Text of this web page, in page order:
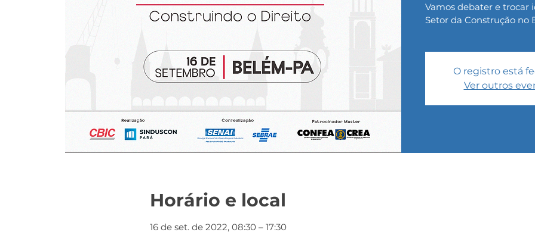
Vamos debater e trocar
Setor da Construção no
O registro está
Ver outros
Horário e local
16 de set. de 2022, 08:30 – 17:30